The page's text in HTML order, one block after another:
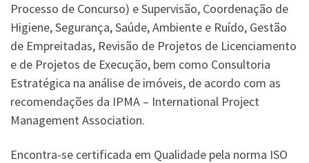
Processo de Concurso) e Supervisão, Coordenação de
Higiene, Segurança, Saúde, Ambiente e Ruído, Gestão
de Empreitadas, Revisão de Projetos de Licenciamento
e de Projetos de Execução, bem como Consultoria
Estratégica na análise de imóveis, de acordo com as
recomendações da IPMA – International Project
Management Association.
Encontra-se certificada em Qualidade pela norma ISO